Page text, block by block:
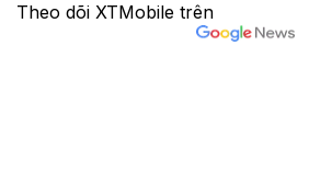
Theo dõi XTMobile trên